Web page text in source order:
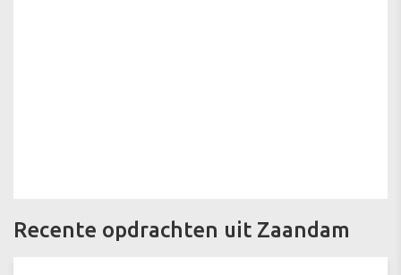
Recente opdrachten uit Zaandam